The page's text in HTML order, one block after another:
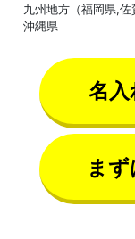
九州地方（福岡県,佐
沖縄県
名
ま